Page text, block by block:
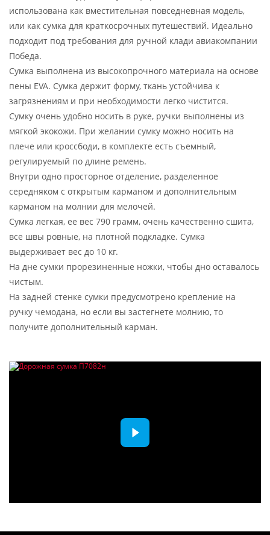
использована как вместительная повседневная модель,
или как сумка для краткосрочных путешествий. Идеально
подходит под требования для ручной клади авиакомпании
Победа.
Сумка выполнена из высокопрочного материала на основе
пены EVA. Сумка держит форму, ткань устойчива к
загрязнениям и при необходимости легко чистится.
Сумку очень удобно носить в руке, ручки выполнены из
мягкой экокожи. При желании сумку можно носить на
плече или кроссбоди, в комплекте есть съемный,
регулируемый по длине ремень.
Внутри одно просторное отделение, разделенное
середняком с открытым карманом и дополнительным
карманом на молнии для мелочей.
Сумка легкая, ее вес 790 грамм, очень качественно сшита,
все швы ровные, на плотной подкладке. Сумка
выдерживает вес до 10 кг.
На дне сумки прорезиненные ножки, чтобы дно оставалось
чистым.
На задней стенке сумки предусмотрено крепление на
ручку чемодана, но если вы застегнете молнию, то
получите дополнительный карман.